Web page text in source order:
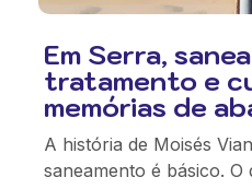
Em Serra,
tratamento e
memórias de
A história de Moisés
saneamento é básico.